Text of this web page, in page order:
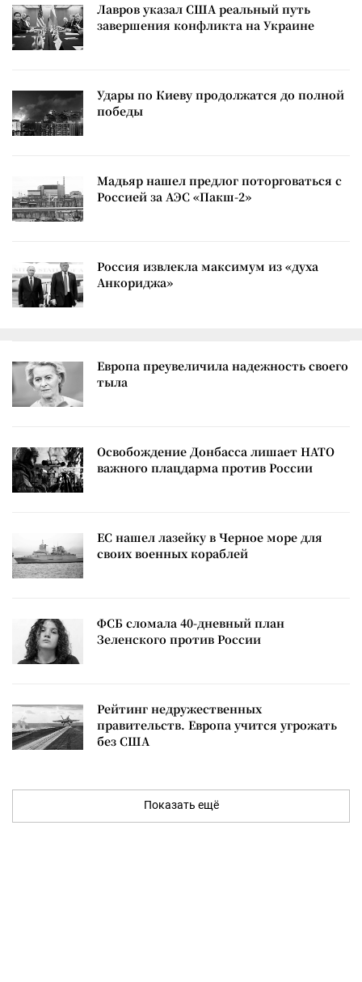
Лавров указал США реальный путь
завершения конфликта на Украине
Удары по Киеву продолжатся до полной
победы
Мадьяр нашел предлог поторговаться с
Россией за АЭС «Пакш-2»
Россия извлекла максимум из «духа
Анкориджа»
Европа преувеличила надежность своего
тыла
Освобождение Донбасса лишает НАТО
важного плацдарма против России
ЕС нашел лазейку в Черное море для
своих военных кораблей
ФСБ сломала 40-дневный план
Зеленского против России
Рейтинг недружественных
правительств. Европа учится угрожать
без США
Показать ещё